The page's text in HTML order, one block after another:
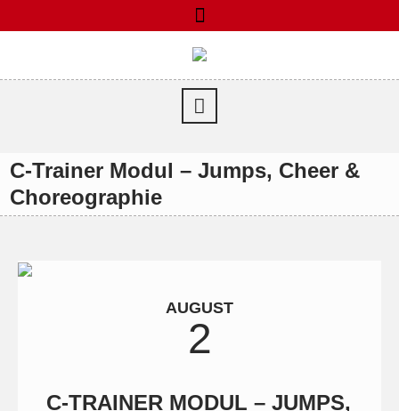
C-Trainer Modul – Jumps, Cheer &
Choreographie
AUGUST
2
C-TRAINER MODUL – JUMPS,